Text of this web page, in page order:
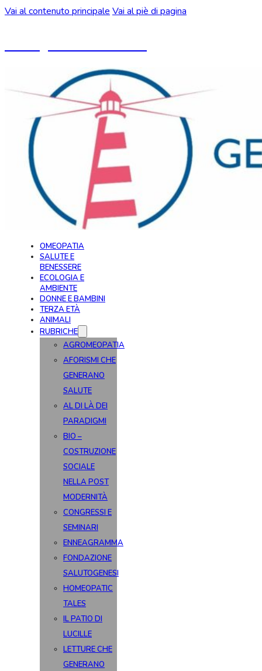
Vai al contenuto principale Vai al piè di pagina
OMEOPATIA
SALUTE E
BENESSERE
ECOLOGIA E
AMBIENTE
DONNE E BAMBINI
TERZA ETÀ
ANIMALI
RUBRICHE
AGROMEOPATIA
AFORISMI CHE
GENERANO
SALUTE
AL DI LÀ DEI
PARADIGMI
BIO –
COSTRUZIONE
SOCIALE
NELLA POST
MODERNITÀ
CONGRESSI E
SEMINARI
ENNEAGRAMMA
FONDAZIONE
SALUTOGENESI
HOMEOPATIC
TALES
IL PATIO DI
LUCILLE
LETTURE CHE
GENERANO